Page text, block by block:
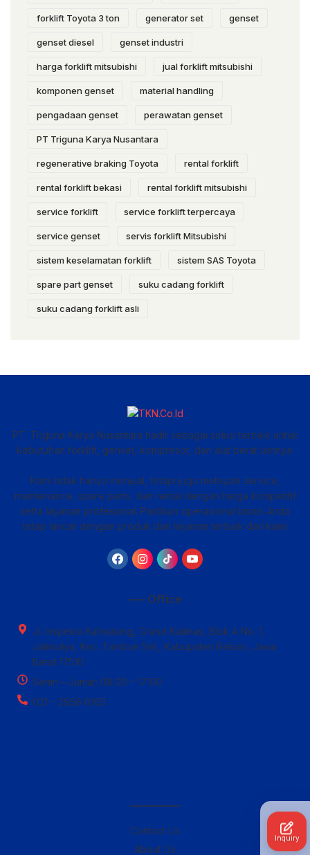
forklift Toyota 3 ton generator set genset
genset diesel genset industri
harga forklift mitsubishi jual forklift mitsubishi
komponen genset material handling
pengadaan genset perawatan genset
PT Triguna Karya Nusantara
regenerative braking Toyota rental forklift
rental forklift bekasi rental forklift mitsubishi
service forklift service forklift terpercaya
service genset servis forklift Mitsubishi
sistem keselamatan forklift sistem SAS Toyota
spare part genset suku cadang forklift
suku cadang forklift asli
PT. Triguna Karya Nusantara hadir sebagai solusi terbaik untuk
kebutuhan forklift, genset, kompresor, dan alat berat lainnya.
Kami tidak hanya menjual, tetapi juga melayani service,
maintenance, spare parts, dan rental dengan harga kompetitif
serta layanan profesional. Pastikan operasional bisnis Anda
tetap lancar dengan produk dan layanan terbaik dari kami
—– Office
Jl. Inspeksi Kalimalang, Grand Kalimas, Blok A No. 1,
Jatimulya, Kec. Tambun Sel., Kabupaten Bekasi, Jawa
Barat 17510
Senin – Jumat: 08:00 – 17:00
021 – 2956 6163
————–
Contact Us
About Us
Inquiry